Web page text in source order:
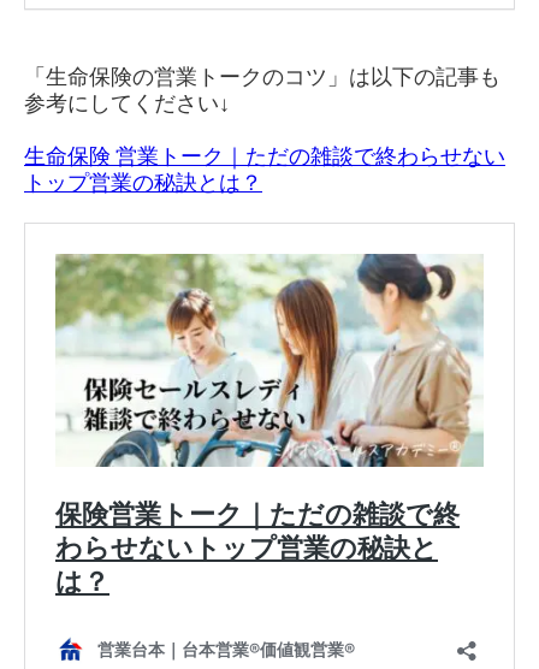
「生命保険の営業トークのコツ」は以下の記事も
参考にしてください↓
生命保険 営業トーク｜ただの雑談で終わらせない
トップ営業の秘訣とは？